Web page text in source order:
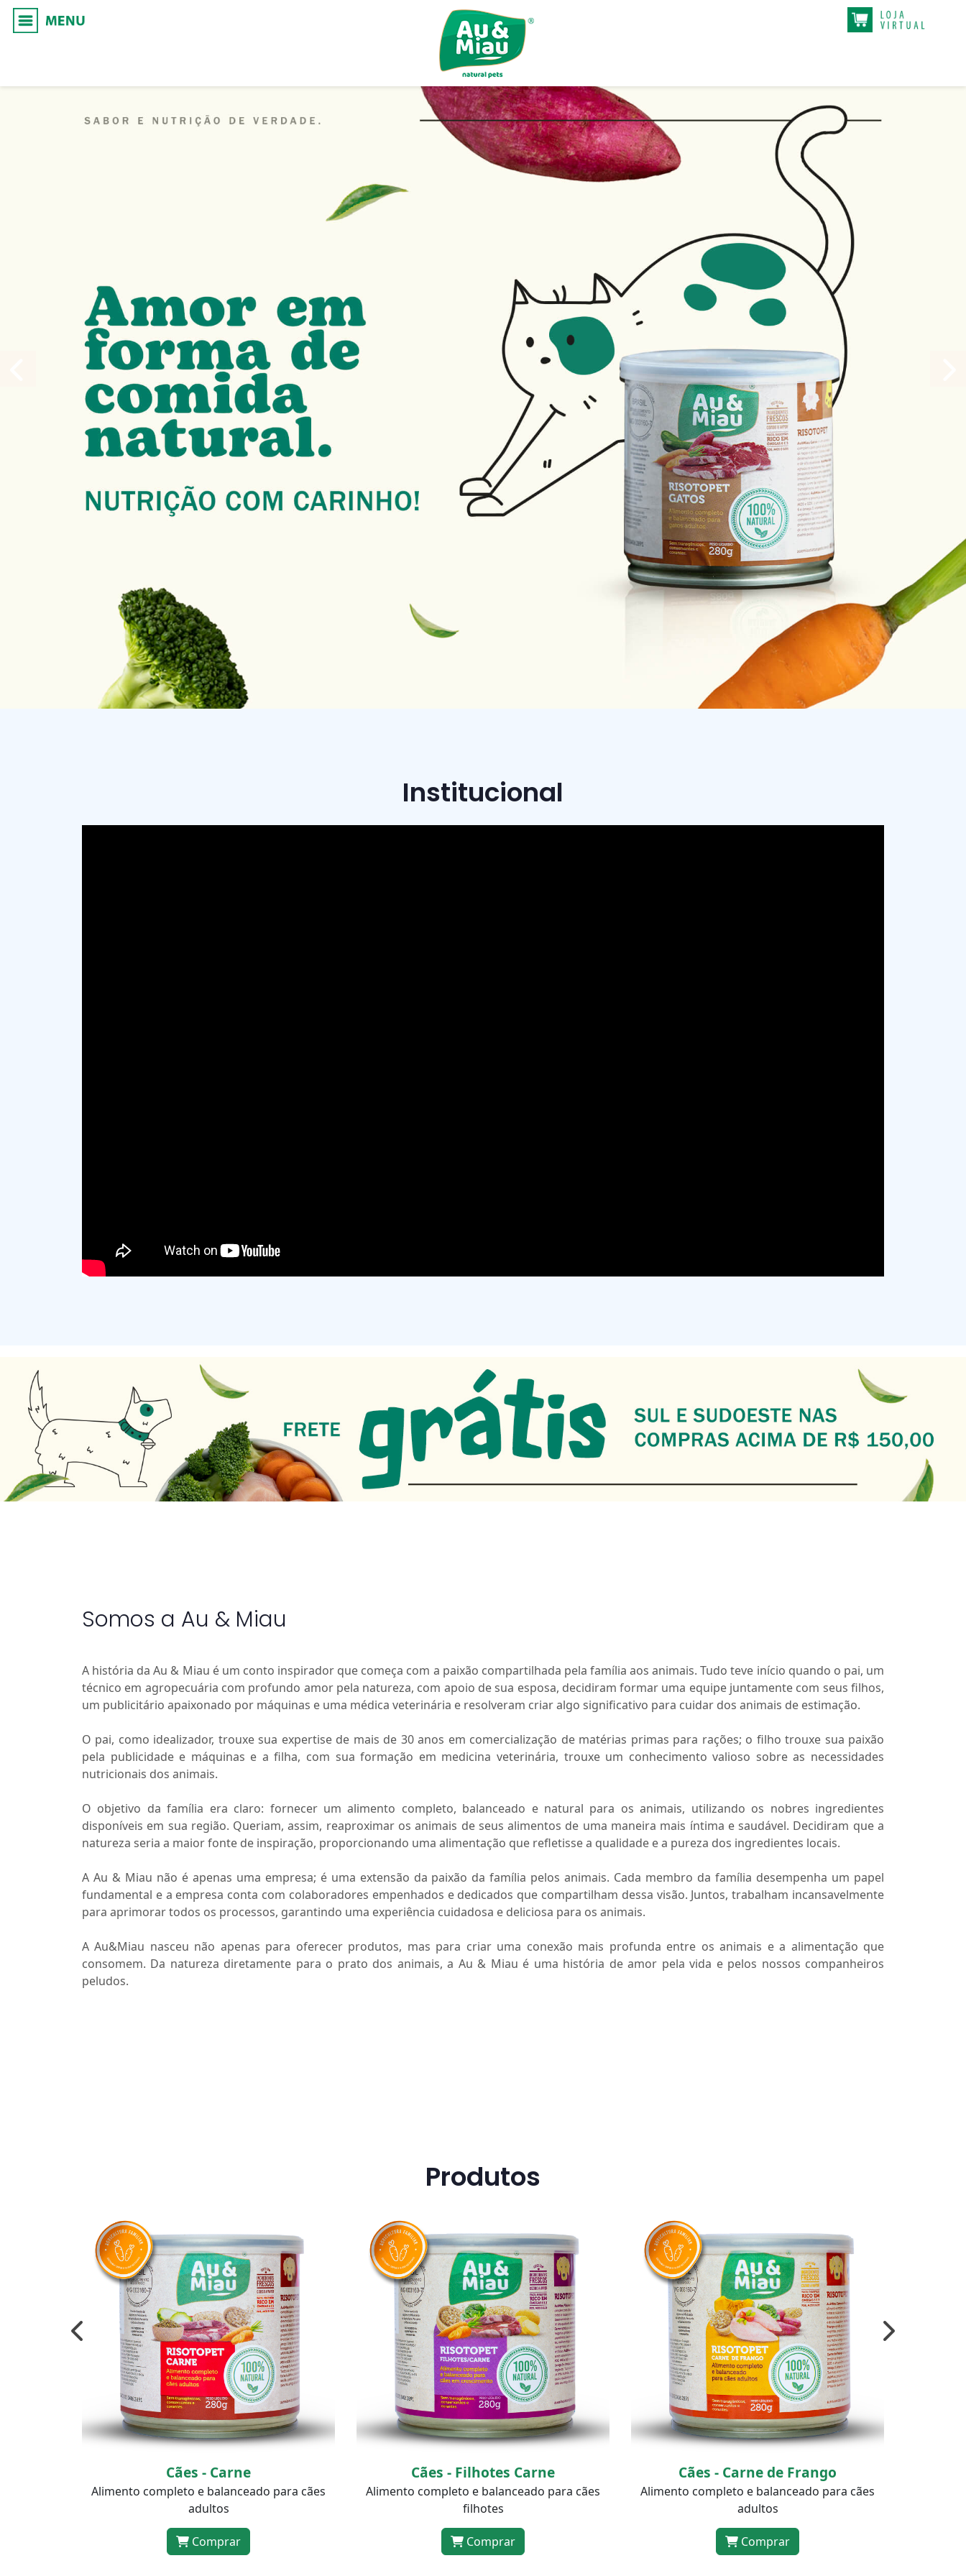
Institucional
Somos a Au & Miau
A história da Au & Miau é um conto inspirador que começa com a paixão compartilhada pela família aos animais. Tudo teve início quando o pai, um
técnico em agropecuária com profundo amor pela natureza, com apoio de sua esposa, decidiram formar uma equipe juntamente com seus filhos,
um publicitário apaixonado por máquinas e uma médica veterinária e resolveram criar algo significativo para cuidar dos animais de estimação.
O pai, como idealizador, trouxe sua expertise de mais de 30 anos em comercialização de matérias primas para rações; o filho trouxe sua paixão
pela publicidade e máquinas e a filha, com sua formação em medicina veterinária, trouxe um conhecimento valioso sobre as necessidades
nutricionais dos animais.
O objetivo da família era claro: fornecer um alimento completo, balanceado e natural para os animais, utilizando os nobres ingredientes
disponíveis em sua região. Queriam, assim, reaproximar os animais de seus alimentos de uma maneira mais íntima e saudável. Decidiram que a
natureza seria a maior fonte de inspiração, proporcionando uma alimentação que refletisse a qualidade e a pureza dos ingredientes locais.
A Au & Miau não é apenas uma empresa; é uma extensão da paixão da família pelos animais. Cada membro da família desempenha um papel
fundamental e a empresa conta com colaboradores empenhados e dedicados que compartilham dessa visão. Juntos, trabalham incansavelmente
para aprimorar todos os processos, garantindo uma experiência cuidadosa e deliciosa para os animais.
A Au&Miau nasceu não apenas para oferecer produtos, mas para criar uma conexão mais profunda entre os animais e a alimentação que
consomem. Da natureza diretamente para o prato dos animais, a Au & Miau é uma história de amor pela vida e pelos nossos companheiros
peludos.
Produtos
Cães - Filhotes Carne
Alimento completo e balanceado para cães
filhotes
Comprar
Cães - Carne de Frango
Alimento completo e balanceado para cães
adultos
Comprar
Cães - Carne Suína
Alimento completo e balanceado para cães
adultos
Comprar